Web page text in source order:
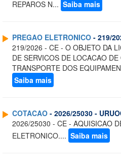
REPAROS N... Saiba mais
PREGAO ELETRONICO - 219/
219/2026 - CE - O OBJETO DA
DE SERVICOS DE LOCACAO
TRANSPORTE DOS
Saiba mais
COTACAO - 2026/25030 -
2026/25030 - CE - AQUISICAO
ELETRONICO.... Saiba mais